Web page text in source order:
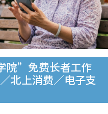
院”免费长者工作
北上消费／电子支